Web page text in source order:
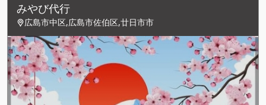
みやび代行
広島市中区,広島市佐伯区,廿日市市